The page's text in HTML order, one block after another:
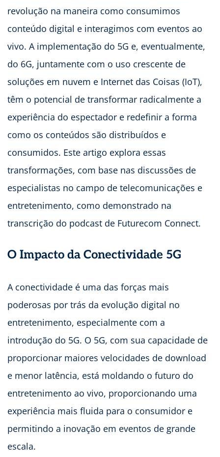
revolução na maneira como consumimos
conteúdo digital e interagimos com eventos ao
vivo. A implementação do 5G e, eventualmente,
do 6G, juntamente com o uso crescente de
soluções em nuvem e Internet das Coisas (IoT),
têm o potencial de transformar radicalmente a
experiência do espectador e redefinir a forma
como os conteúdos são distribuídos e
consumidos. Este artigo explora essas
transformações, com base nas discussões de
especialistas no campo de telecomunicações e
entretenimento, como demonstrado na
transcrição do podcast de Futurecom Connect.
O Impacto da Conectividade 5G
A conectividade é uma das forças mais
poderosas por trás da evolução digital no
entretenimento, especialmente com a
introdução do 5G. O 5G, com sua capacidade de
proporcionar maiores velocidades de download
e menor latência, está moldando o futuro do
entretenimento ao vivo, proporcionando uma
experiência mais fluida para o consumidor e
permitindo a inovação em eventos de grande
escala.